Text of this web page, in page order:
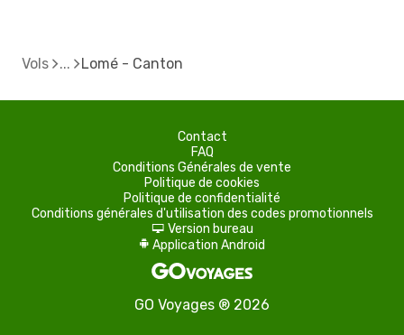
Vols Lomé - Canton
Contact
FAQ
Conditions Générales de vente
Politique de cookies
Politique de confidentialité
Conditions générales d'utilisation des codes promotionnels
d Version bureau
A Application Android
GO Voyages ® 2026